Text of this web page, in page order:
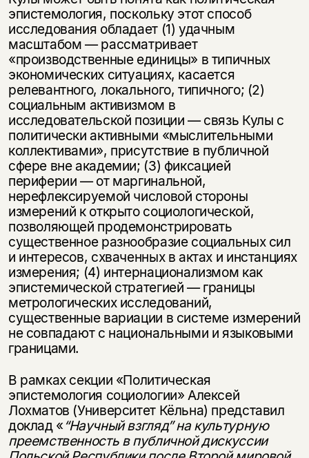
эпистемология, поскольку этот способ
исследования обладает (1) удачным
масштабом — рассматривает
«производственные единицы» в типичных
экономических ситуациях, касается
релевантного, локального, типичного; (2)
социальным активизмом в
исследовательской позиции — связь Кулы с
политически активными «мыслительными
коллективами», присутствие в публичной
сфере вне академии; (3) фиксацией
периферии — от маргинальной,
нерефлексируемой числовой стороны
измерений к открыто социологической,
позволяющей продемонстрировать
существенное разнообразие социальных сил
и интересов, схваченных в актах и инстанциях
измерения; (4) интернационализмом как
эпистемической стратегией — границы
метрологических исследований,
существенные вариации в системе измерений
не совпадают с национальными и языковыми
границами.
В рамках секции «Политическая
эпистемология социологии» Алексей
Лохматов (Университет Кёльна) представил
доклад « “Научный взгляд” на культурную
преемственность в публичной дискуссии